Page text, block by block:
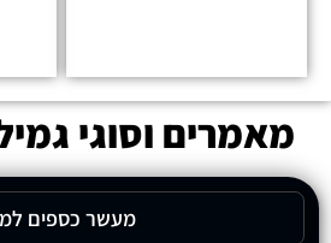
מאמרים וסוגי
מעשר כספים